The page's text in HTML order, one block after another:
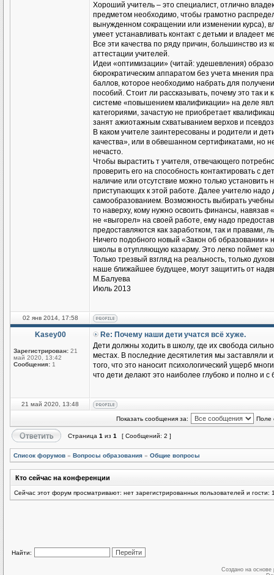
Хороший учитель – это специалист, отлично
предметом необходимо, чтобы грамотно
вынужденном сокращении или изменении курса),
умеет устанавливать контакт с детьми и владеет
Все эти качества по ряду причин, большинство
аттестации учителей.
Идеи «оптимизации» (читай: удешевления)
бюрократическим аппаратом без учета мнения
баллов, которое необходимо набрать для
пособий. Стоит ли рассказывать, почему это так и
системе «повышением квалификации» на деле
категориями, зачастую не приобретает
занят ажиотажным схватыванием верхов и
В каком учителе заинтересованы и родители и
качества», или в обвешанном сертификатами, но
нечасто.
Чтобы вырастить т учителя, отвечающего
проверить его на способность контактировать с
наличие или отсутствие можно только
приступающих к этой работе. Далее учителю надо
самообразованием. Возможность выбирать
то наверху, кому нужно освоить финансы,
не «выгорел» на своей работе, ему надо
предоставляются как заработком, так и правами,
Ничего подобного новый «Закон об образовании»
школы в отупляющую казарму. Это легко поймет
Только трезвый взгляд на реальность, только
наше ближайшее будущее, могут защитить от
М.Балуева
Июль 2013
02 янв 2014, 17:58
Kasey00
Зарегистрирован: 21
май 2020, 13:42
Сообщения: 1
Re: Почему наши дети учатся всё хуже.
Дети должны ходить в школу, где их свобода
местах. В последние десятилетия мы заставляли
того, что это наносит психологический ущерб
что дети делают это наиболее глубоко и полно и
21 май 2020, 13:48
Показать сообщения за: Поле
Страница 1 из 1 [ Сообщений: 2 ]
Список форумов » Вопросы образования » Общие вопросы
Кто сейчас на конференции
Сейчас этот форум просматривают: нет зарегистрированных пользователей и гости:
Найти:
Создано на основе